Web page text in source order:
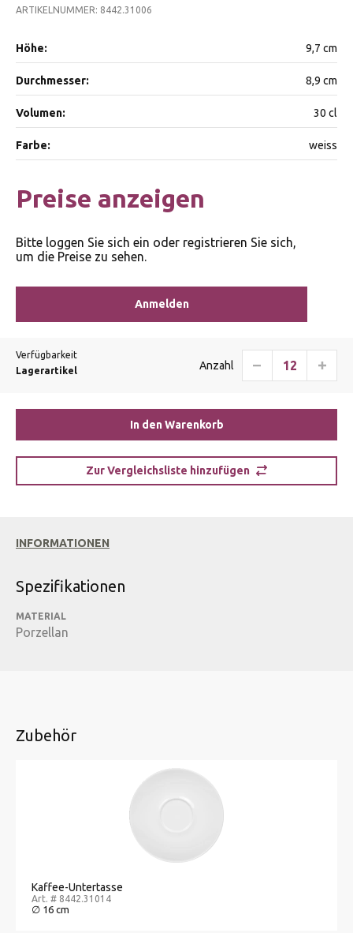
ARTIKELNUMMER: 8442.31006
Höhe: 9,7 cm
Durchmesser: 8,9 cm
Volumen: 30 cl
Farbe: weiss
Preise anzeigen
Bitte loggen Sie sich ein oder registrieren Sie sich,
um die Preise zu sehen.
Anmelden
Verfügbarkeit
Lagerartikel
Anzahl
In den Warenkorb
Zur Vergleichsliste hinzufügen
INFORMATIONEN
Spezifikationen
MATERIAL
Porzellan
Zubehör
Kaffee-Untertasse
Art. # 8442.31014
∅ 16 cm